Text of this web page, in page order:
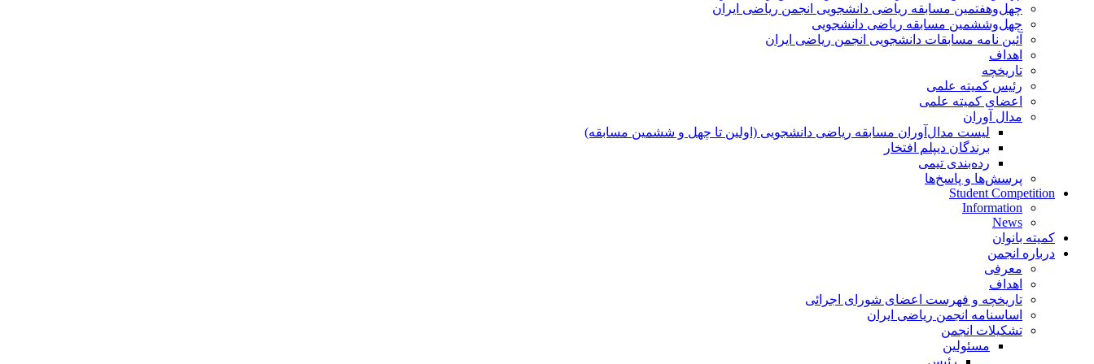
چهل‌و‌هفتمین مسابقه ریاضی دانشجویی انجمن ریاضی ایران
چهل‌و‌ششمین مسابقه ریاضی دانشجویی
آئین نامه مسابقات دانشجویی انجمن ریاضی ایران
اهداف
تاریخچه
رئیس کمیته علمی
اعضای کمیته علمی
مدال آوران
لیست مدال‌آوران مسابقه ریاضی دانشجویی (اولین تا چهل‌ و ششمین مسابقه)
برندگان دیپلم افتخار
رده‌بندی تیمی
پرسش‌ها و پاسخ‌ها
Student Competition
Information
News
کمیته بانوان
درباره انجمن
معرفی
اهداف
تاریخچه و فهرست اعضای شورای اجرائی
اساسنامه انجمن ریاضی ایران
تشکیلات انجمن
مسئولین
رئیس